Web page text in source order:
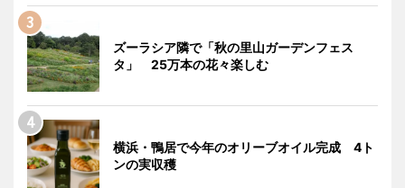
ズーラシア隣で「秋の里山ガーデンフェス
タ」 25万本の花々楽しむ
横浜・鴨居で今年のオリーブオイル完成 4ト
ンの実収穫